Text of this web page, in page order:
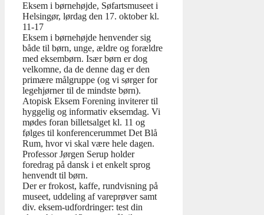
Eksem i børnehøjde, Søfartsmuseet i
Helsingør, lørdag den 17. oktober kl.
11-17
Eksem i børnehøjde henvender sig
både til børn, unge, ældre og forældre
med eksembørn. Især børn er dog
velkomne, da de denne dag er den
primære målgruppe (og vi sørger for
legehjørner til de mindste børn).
Atopisk Eksem Forening inviterer til
hyggelig og informativ eksemdag. Vi
mødes foran billetsalget kl. 11 og
følges til konferencerummet Det Blå
Rum, hvor vi skal være hele dagen.
Professor Jørgen Serup holder
foredrag på dansk i et enkelt sprog
henvendt til børn.
Der er frokost, kaffe, rundvisning på
museet, uddeling af vareprøver samt
div. eksem-udfordringer: test din